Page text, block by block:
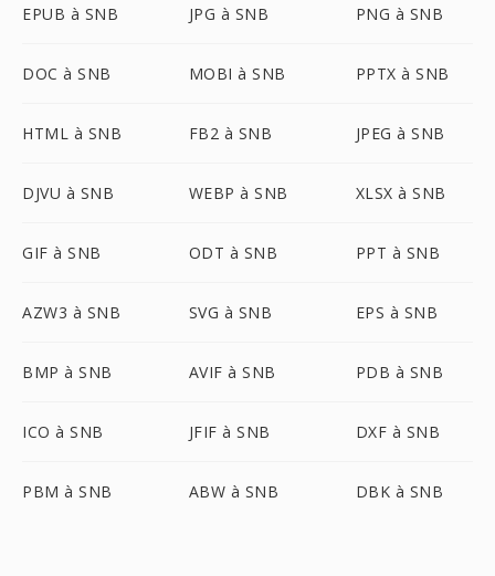
EPUB à SNB JPG à SNB PNG à SNB
DOC à SNB MOBI à SNB PPTX à SNB
HTML à SNB FB2 à SNB JPEG à SNB
DJVU à SNB WEBP à SNB XLSX à SNB
GIF à SNB ODT à SNB PPT à SNB
AZW3 à SNB SVG à SNB EPS à SNB
BMP à SNB AVIF à SNB PDB à SNB
ICO à SNB JFIF à SNB DXF à SNB
PBM à SNB ABW à SNB DBK à SNB